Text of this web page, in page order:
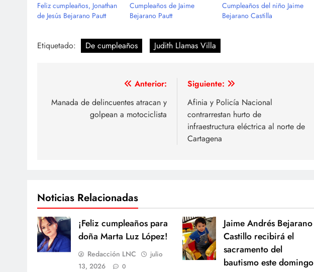
Feliz cumpleaños, Jonathan
de Jesús Bejarano Pautt
Cumpleaños de Jaime
Bejarano Pautt
Cumpleaños del niño Jaime
Bejarano Castilla
Etiquetado: De cumpleaños Judith Llamas Villa
de
entradas
Anterior:
Manada de delincuentes atracan y
golpean a motociclista
Siguiente:
Afinia y Policía Nacional
contrarrestan hurto de
infraestructura eléctrica al norte de
Cartagena
Noticias Relacionadas
¡Feliz cumpleaños para
doña Marta Luz López!
Redacción LNC
julio
13, 2026
0
Jaime Andrés Bejarano
Castillo recibirá el
sacramento del
bautismo este domingo